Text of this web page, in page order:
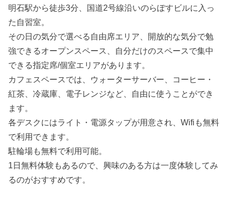
明石駅から徒歩3分、国道2号線沿いのらぽすビルに入っ
た自習室。
その日の気分で選べる自由席エリア、開放的な気分で勉
強できるオープンスペース、自分だけのスペースで集中
できる指定席/個室エリアがあります。
カフェスペースでは、ウォーターサーバー、コーヒー・
紅茶、冷蔵庫、電子レンジなど、自由に使うことができ
ます。
各デスクにはライト・電源タップが用意され、Wifiも無料
で利用できます。
駐輪場も無料で利用可能。
1日無料体験もあるので、興味のある方は一度体験してみ
るのがおすすめです。